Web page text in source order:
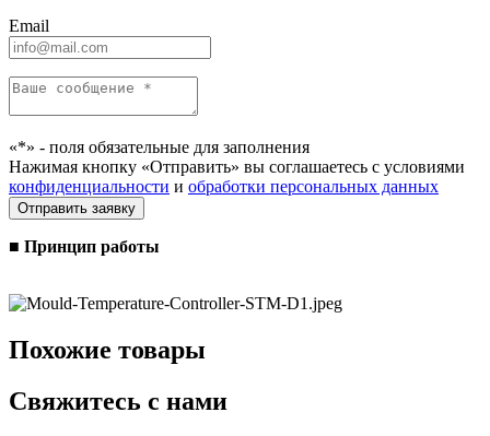
Email
«*» - поля обязательные для заполнения
Нажимая кнопку «Отправить» вы соглашаетесь с условиями
конфиденциальности и обработки персональных данных
■ Принцип работы
Похожие товары
Свяжитесь с нами